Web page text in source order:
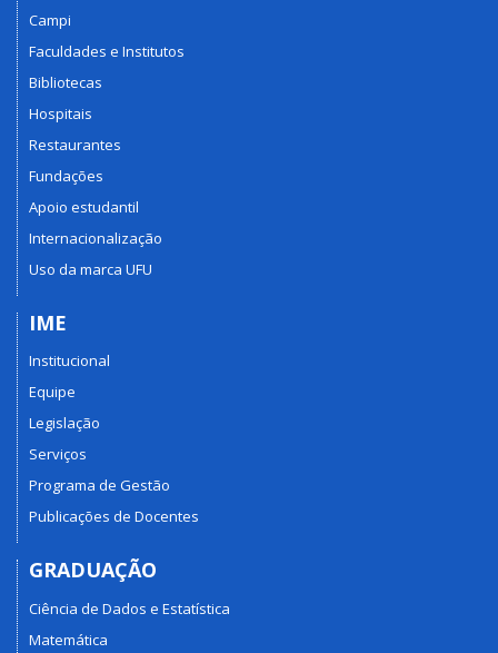
Campi
Faculdades e Institutos
Bibliotecas
Hospitais
Restaurantes
Fundações
Apoio estudantil
Internacionalização
Uso da marca UFU
IME
Institucional
Equipe
Legislação
Serviços
Programa de Gestão
Publicações de Docentes
GRADUAÇÃO
Ciência de Dados e Estatística
Matemática